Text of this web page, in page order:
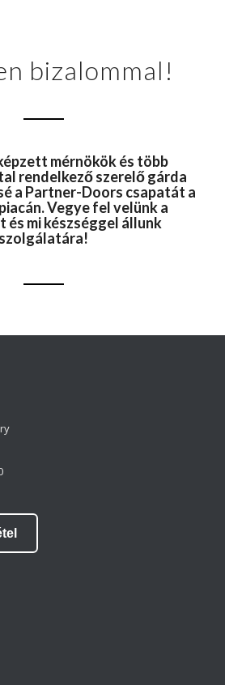
bizalommal!
mérnökök és több
rendelkező szerelő gárda
a Partner-Doors csapatát a
Vegye fel velünk a
és mi készséggel állunk
szolgálatára!